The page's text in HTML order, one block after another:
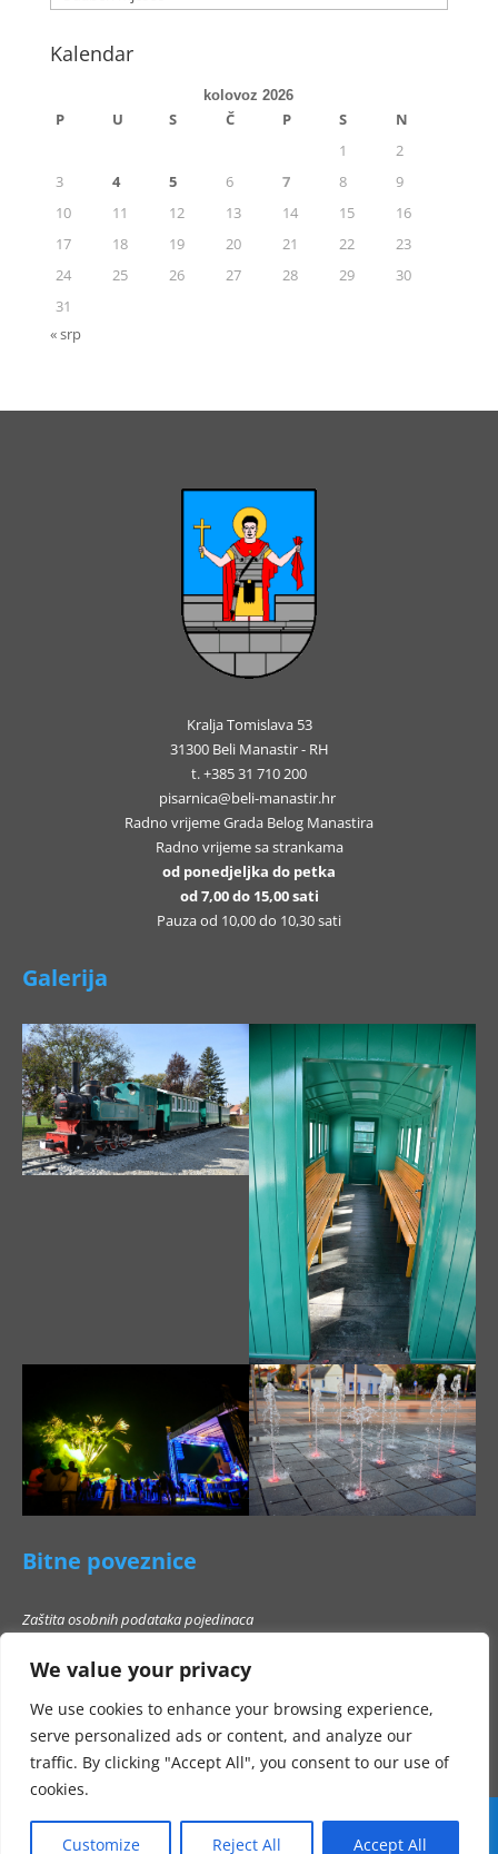
We value your privacy
We use cookies to enhance your browsing experience,
serve personalized ads or content, and analyze our
traffic. By clicking "Accept All", you consent to our use of
cookies.
Customize Reject All Accept All
Kalendar
kolovoz 2026
P U S Č P S
N
1
2
3
4 5 6 7 8
9
10
11 12 13 14 15
16
17
18 19 20 21 22
23
24
25 26 27 28 29
30
31
« srp
Kralja Tomislava 53
31300 Beli Manastir - RH
t. +385 31 710 200
pisarnica@beli-manastir.hr
Radno vrijeme Grada Belog Manastira
Radno vrijeme sa strankama
od ponedjeljka do petka
od 7,00 do 15,00 sati
Pauza od 10,00 do 10,30 sati
Galerija
Bitne poveznice
Zaštita osobnih podataka pojedinaca
Popis poslovnih subjekata s kojima Grad Beli Manastir ne smije stupati u